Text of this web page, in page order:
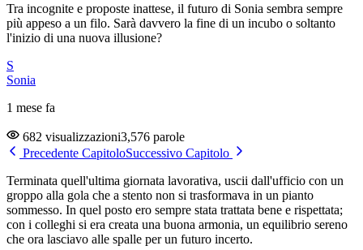
Tra incognite e proposte inattese, il futuro di Sonia sembra sempre
più appeso a un filo. Sarà davvero la fine di un incubo o soltanto
l'inizio di una nuova illusione?
S
Sonia
1 mese fa
682 visualizzazioni3,576 parole
Precedente CapitoloSuccessivo Capitolo
Terminata quell'ultima giornata lavorativa, uscii dall'ufficio con un
groppo alla gola che a stento non si trasformava in un pianto
sommesso. In quel posto ero sempre stata trattata bene e rispettata;
con i colleghi si era creata una buona armonia, un equilibrio sereno
che ora lasciavo alle spalle per un futuro incerto.